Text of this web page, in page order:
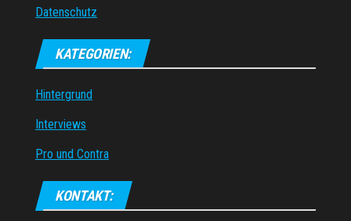
Datenschutz
KATEGORIEN:
Hintergrund
Interviews
Pro und Contra
KONTAKT: